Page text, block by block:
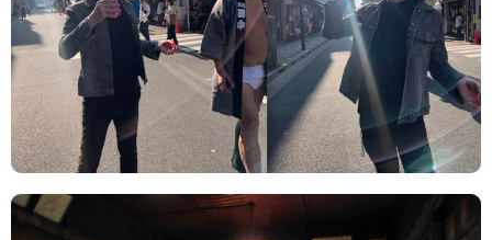
ART WORLD CULTURAL ESSAYS POP CULTURE JP-SOCIETY
POLITICS REVIEWS ARTICLES